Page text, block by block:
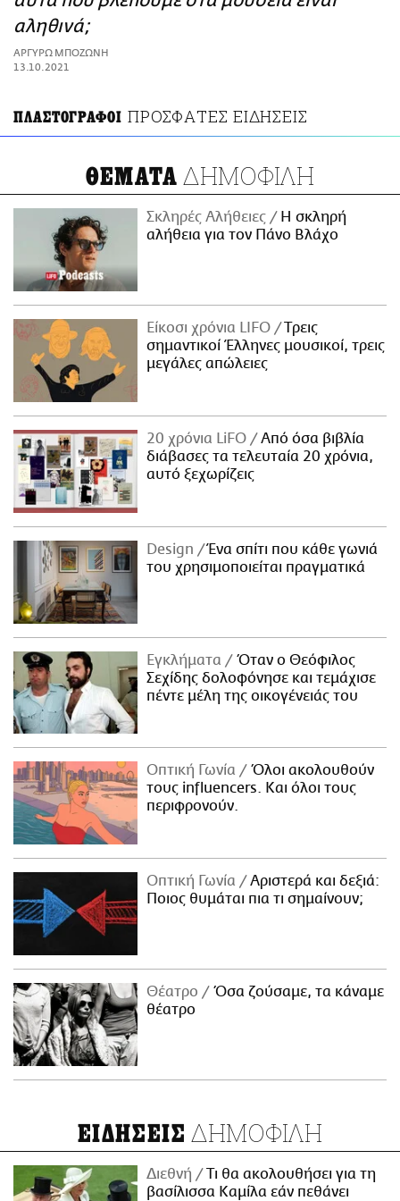
ΑΜΠΑ
PRINT
αληθινά;
ΑΡΓΥΡΩ ΜΠΟΖΩΝΗ
13.10.2021
ΠΛΑΣΤΟΓΡΑΦΟΙ ΠΡΟΣΦΑΤΕΣ ΕΙΔΗΣΕΙΣ
ΘΕΜΑΤΑ ΔΗΜΟΦΙΛΗ
Σκληρές Αλήθειες
H σκληρή
αλήθεια για τον Πάνο Βλάχο
Είκοσι χρόνια LIFO
Tρεις
σημαντικοί Έλληνες μουσικοί, τρεις
μεγάλες απώλειες
20 χρόνια LiFO
Από όσα βιβλία
διάβασες τα τελευταία 20 χρόνια,
αυτό ξεχωρίζεις
Design
Ένα σπίτι που κάθε γωνιά
του χρησιμοποιείται πραγματικά
Εγκλήματα
Όταν ο Θεόφιλος
Σεχίδης δολοφόνησε και τεμάχισε
πέντε μέλη της οικογένειάς του
Οπτική Γωνία
Όλοι ακολουθούν
τους influencers. Και όλοι τους
περιφρονούν.
Οπτική Γωνία
Αριστερά και δεξιά:
Ποιος θυμάται πια τι σημαίνουν;
Θέατρο
Όσα ζούσαμε, τα κάναμε
θέατρο
ΕΙΔΗΣΕΙΣ ΔΗΜΟΦΙΛΗ
Διεθνή
Τι θα ακολουθήσει για τη
βασίλισσα Καμίλα εάν πεθάνει